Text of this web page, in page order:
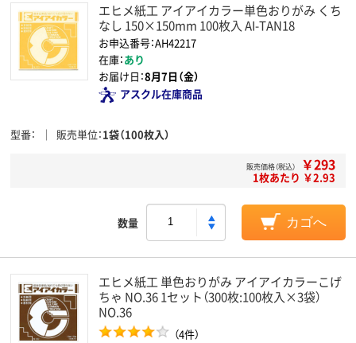
エヒメ紙工 アイアイカラー単色おりがみ くち
なし 150×150mm 100枚入 AI-TAN18
お申込番号：AH42217
在庫：あり
お届け日：8月7日（金）
アスクル在庫商品
型番 販売単位 1袋（100枚入）
販売価格（税込） ￥293
1枚あたり ￥2.93
数量 カゴへ
エヒメ紙工 単色おりがみ アイアイカラーこげ
ちゃ NO.36 1セット（300枚:100枚入×3袋）
NO.36
（4件）